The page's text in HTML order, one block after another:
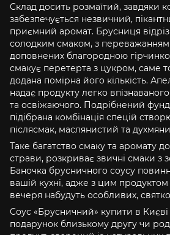
Склад досить розмаїтий, завдяки
забезпечується незвичний,
приємний аромат. Брусниця
солодким смаком, з переважанням
доповнених благородною
смакує перетерта з цукром, саме
додана помірна його кількість.
надає продукту легко
та освіжаючого. Подрібнений
підібрана комбінація спецій
післясмак, маслянистий та
Таке багатство смаку та аромату
страви, розкриває звичні смаки з
Баночка брусничного соусу
вашій кухні, адже з цим
вечеря набудуть особливих,
Соус «Брусничний» купити в
подарунок близькому другу чи